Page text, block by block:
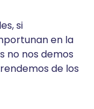
si
en la
no nos demos
de los